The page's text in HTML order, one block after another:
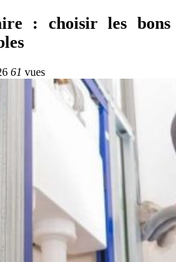
: choisir les bons
61 vues